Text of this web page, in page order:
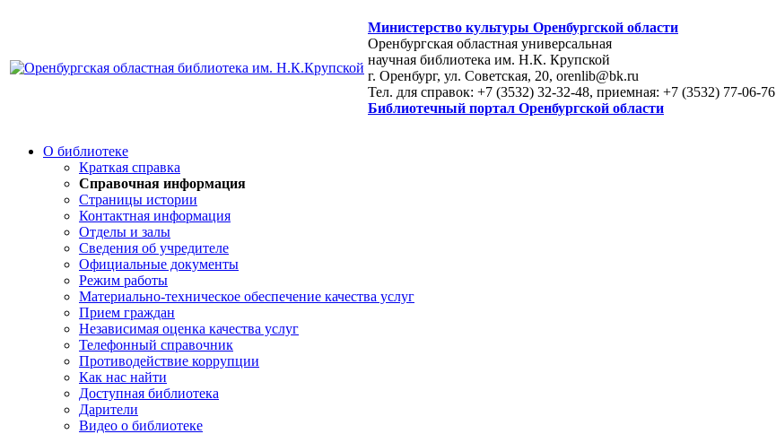
Министерство культуры Оренбургской области
Оренбургская областная универсальная
научная библиотека им. Н.К. Крупской
г. Оренбург, ул. Советская, 20, orenlib@bk.ru
Тел. для справок: +7 (3532) 32-32-48, приемная: +7 (3532) 77-06-76
Библиотечный портал Оренбургской области
О библиотеке
Краткая справка
Справочная информация
Страницы истории
Контактная информация
Отделы и залы
Сведения об учредителе
Официальные документы
Режим работы
Материально-техническое обеспечение качества услуг
Прием граждан
Независимая оценка качества услуг
Телефонный справочник
Противодействие коррупции
Как нас найти
Доступная библиотека
Дарители
Видео о библиотеке